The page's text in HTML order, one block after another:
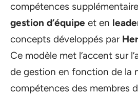
compétences
gestion d’équipe et en
concepts développés par
Ce modèle met l’accent sur
de gestion en fonction de la
compétences des membres